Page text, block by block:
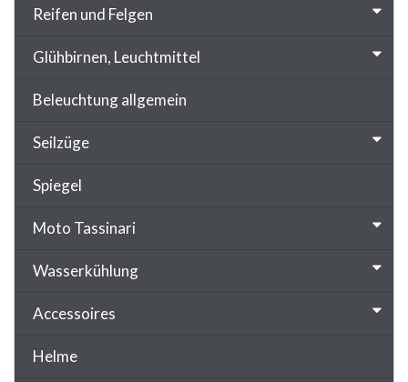
Reifen und Felgen
Glühbirnen, Leuchtmittel
Beleuchtung allgemein
Seilzüge
Spiegel
Moto Tassinari
Wasserkühlung
Accessoires
Helme